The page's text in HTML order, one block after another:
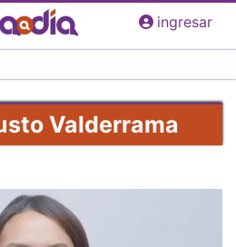
Pasar
al
principal
ingresar
Valderrama